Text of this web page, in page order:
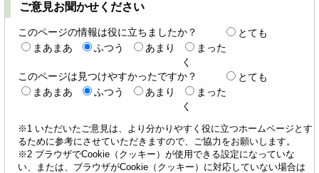
ご意見お聞かせください
このページの情報は役に立ちましたか？
とても
まあまあ
ふつう あまり
まった
く
このページは見つけやすかったですか？
とても
まあまあ
ふつう あまり
まった
く
※1 いただいたご意見は、より分かりやすく役に立つホームページとす
るために参考にさせていただきますので、ご協力をお願いします。
※2 ブラウザでCookie（クッキー）が使用できる設定になっていな
い、または、ブラウザがCookie（クッキー）に対応していない場合は